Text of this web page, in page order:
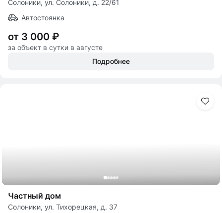
Солоники, ул. Солоники, д. 22/61
Автостоянка
от 3 000 ₽
за объект в сутки в августе
Подробнее
Частный дом
Солоники, ул. Тихорецкая, д. 37